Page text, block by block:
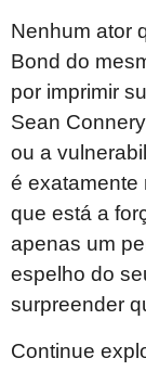
Nenhum ator
Bond do
por imprimir
Sean
ou a
é exatamente
que está a
apenas um
espelho do
surpreender
Continue